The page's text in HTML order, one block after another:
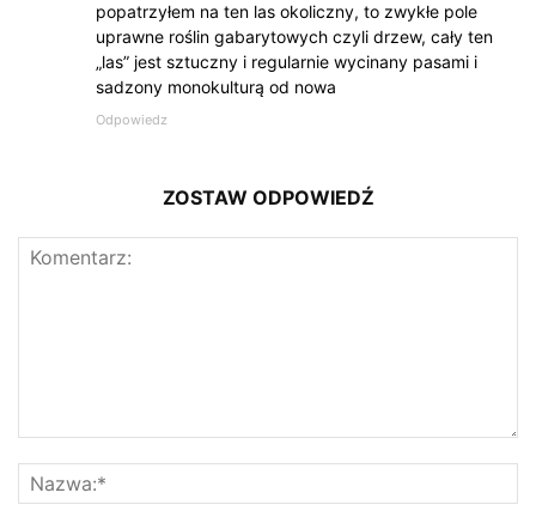
popatrzyłem na ten las okoliczny, to zwykłe pole
uprawne roślin gabarytowych czyli drzew, cały ten
„las” jest sztuczny i regularnie wycinany pasami i
sadzony monokulturą od nowa
Odpowiedz
ZOSTAW ODPOWIEDŹ